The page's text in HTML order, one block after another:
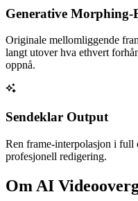
Generative Morphing-
Originale mellomliggende
langt utover hva ethvert
oppnå.
Sendeklar Output
Ren frame-interpolasjon i full
profesjonell redigering.
Om AI